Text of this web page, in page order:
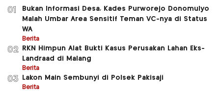
01
Bukan Informasi Desa, Kades Purworejo Donomulyo
Malah Umbar Area Sensitif Teman VC-nya di Status
WA
Berita
02
RKN Himpun Alat Bukti Kasus Perusakan Lahan Eks-
Landraad di Malang
Berita
03 Lakon Main Sembunyi di Polsek Pakisaji
Berita